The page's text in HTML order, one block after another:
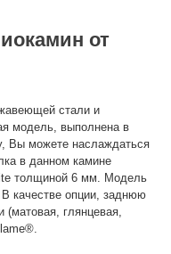
от
стали и
модель, выполнена в
Вы можете наслаждаться
в данном камине
толщиной 6 мм. Модель
качестве опции, заднюю
(матовая, глянцевая,